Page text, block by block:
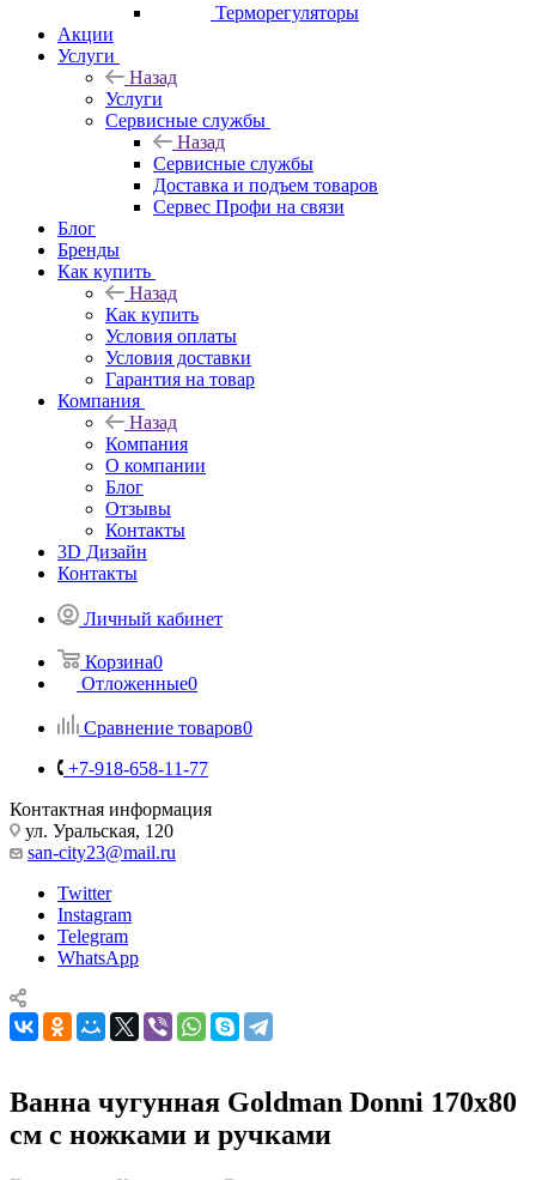
Терморегуляторы
Акции
Услуги
Назад
Услуги
Сервисные службы
Назад
Сервисные службы
Доставка и подъем товаров
Сервес Профи на связи
Блог
Бренды
Как купить
Назад
Как купить
Условия оплаты
Условия доставки
Гарантия на товар
Компания
Назад
Компания
О компании
Блог
Отзывы
Контакты
3D Дизайн
Контакты
Личный кабинет
Корзина0
Отложенные0
Сравнение товаров0
+7-918-658-11-77
Контактная информация
ул. Уральская, 120
san-city23@mail.ru
Twitter
Instagram
Telegram
WhatsApp
Ванна чугунная Goldman Donni 170х80
см с ножками и ручками